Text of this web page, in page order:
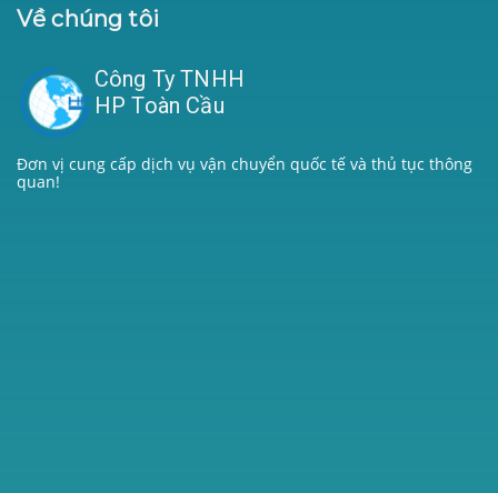
Về chúng tôi
Công Ty TNHH
HP Toàn Cầu
Đơn vị cung cấp dịch vụ vận chuyển quốc tế và thủ tục thông
quan!